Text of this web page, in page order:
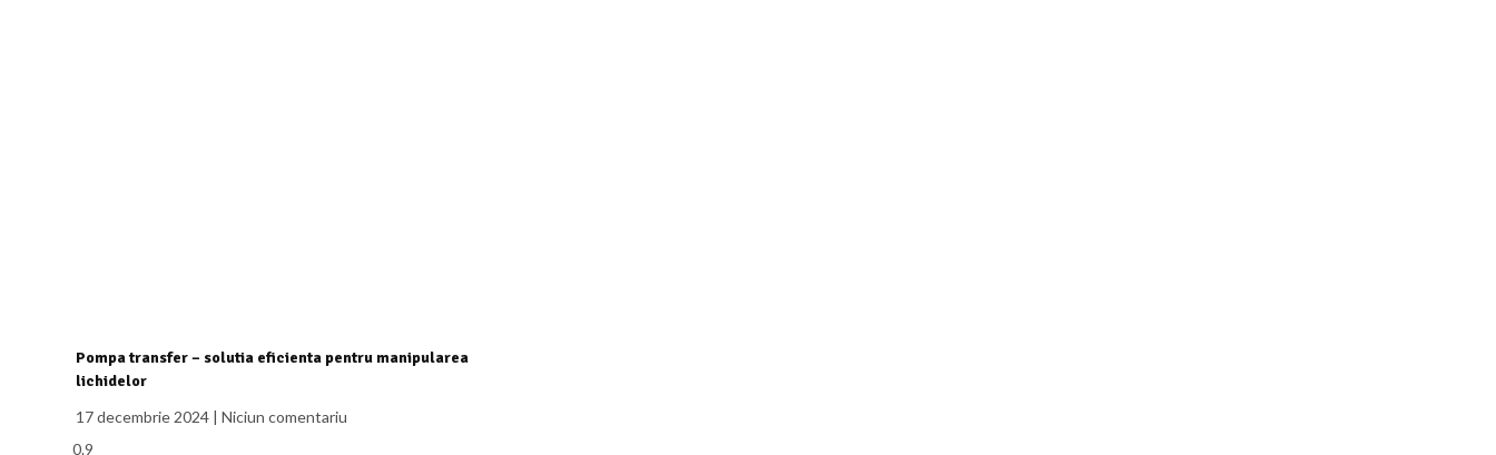
Pompa transfer – solutia eficienta pentru manipularea
lichidelor
17 decembrie 2024
Niciun comentariu